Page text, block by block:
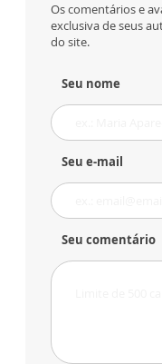
Os comentários e
exclusiva de seus
do site.
Seu nome
Seu e-mail
Seu comentário